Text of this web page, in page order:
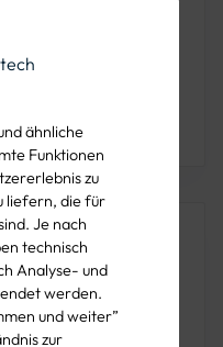
ähnliche
Funktionen
zu
liefern, die für
Je nach
technisch
Analyse- und
werden.
und weiter”
zur
1222 838 00 an!
Safety sind aufgrund
ideal für Arbeiten unter
Diese